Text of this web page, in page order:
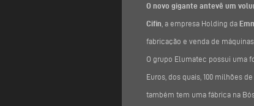
O novo gigante antevê um
Cifin , a empresa Holding da
fabricação e venda de
O grupo Elumatec possui uma
Euros, dos quais, 100 milhões
também tem uma fábrica na